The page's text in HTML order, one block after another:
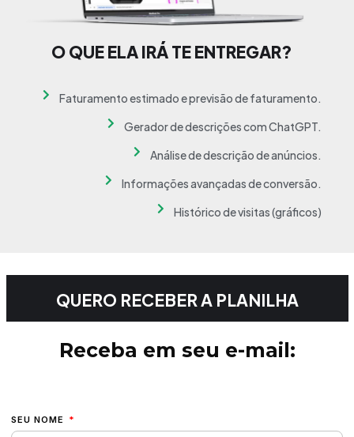
O QUE ELA IRÁ TE ENTREGAR?
Faturamento estimado e previsão de faturamento.
Gerador de descrições com ChatGPT.
Análise de descrição de anúncios.
Informações avançadas de conversão.
Histórico de visitas (gráficos)
QUERO RECEBER A PLANILHA
Receba em seu e-mail:
SEU NOME